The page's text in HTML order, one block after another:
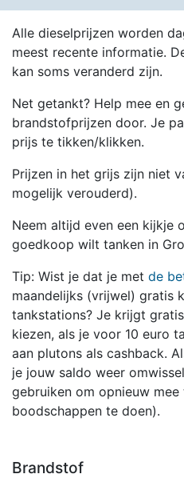
Alle dieselprijzen worden
meest recente informatie.
kan soms veranderd zijn.
Net getankt? Help mee en
brandstofprijzen door. Je
prijs te tikken/klikken.
Prijzen in het grijs zijn niet
mogelijk verouderd).
Neem altijd even een kijkje
goedkoop wilt tanken in
Tip: Wist je dat je met de
maandelijks (vrijwel) gratis
tankstations? Je krijgt
kiezen, als je voor 10 euro
aan plutons als cashback.
je jouw saldo weer
gebruiken om opnieuw
boodschappen te doen).
Brandstof